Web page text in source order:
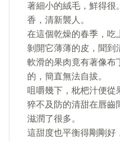
著細小的絨毛，鮮得很
香，清新襲人。
在這個乾燥的春季，吃
剝開它薄薄的皮，聞到
軟滑的果肉竟有著像布
的，簡直無法自拔。
咀嚼幾下，枇杷汁便從
猝不及防的清甜在唇齒
滋潤了很多。
這甜度也平衡得剛剛好